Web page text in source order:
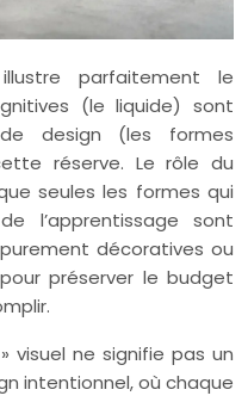
parfaitement le
(le liquide) sont
design (les formes
réserve. Le rôle du
seules les formes qui
l’apprentissage sont
décoratives ou
préserver le budget
visuel ne signifie pas un
intentionnel, où chaque